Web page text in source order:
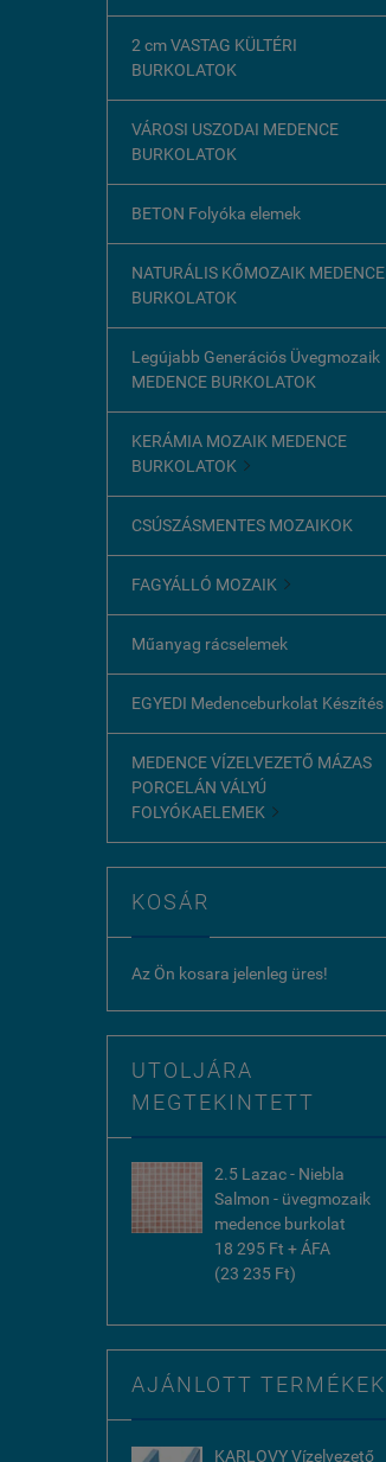
2 cm VASTAG KÜLTÉRI
BURKOLATOK
VÁROSI USZODAI MEDENCE
BURKOLATOK
BETON Folyóka elemek
NATURÁLIS KŐMOZAIK MEDENCE
BURKOLATOK
Legújabb Generációs Üvegmozaik
MEDENCE BURKOLATOK
KERÁMIA MOZAIK MEDENCE
BURKOLATOK 
CSÚSZÁSMENTES MOZAIKOK
FAGYÁLLÓ MOZAIK 
Műanyag rácselemek
EGYEDI Medenceburkolat Készítés
MEDENCE VÍZELVEZETŐ MÁZAS
PORCELÁN VÁLYÚ
FOLYÓKAELEMEK 
KOSÁR
Az Ön kosara jelenleg üres!
UTOLJÁRA
MEGTEKINTETT
2.5 Lazac - Niebla
Salmon - üvegmozaik
medence burkolat
18 295 Ft + ÁFA
(23 235 Ft)
AJÁNLOTT TERMÉKEK
KARLOVY Vízelvezető